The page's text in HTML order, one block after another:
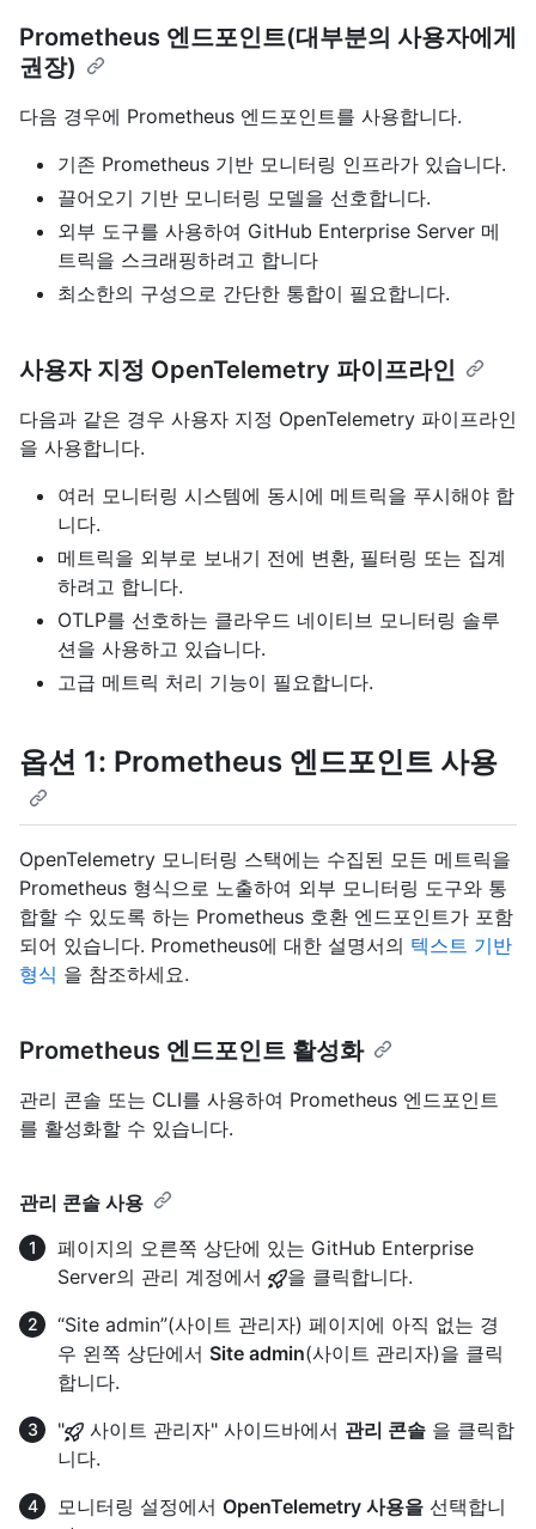
Prometheus 엔드포인트(대부분의 사용자에게
권장)
다음 경우에 Prometheus 엔드포인트를 사용합니다.
기존 Prometheus 기반 모니터링 인프라가 있습니다.
끌어오기 기반 모니터링 모델을 선호합니다.
외부 도구를 사용하여 GitHub Enterprise Server 메
트릭을 스크래핑하려고 합니다
최소한의 구성으로 간단한 통합이 필요합니다.
사용자 지정 OpenTelemetry 파이프라인
다음과 같은 경우 사용자 지정 OpenTelemetry 파이프라인
을 사용합니다.
여러 모니터링 시스템에 동시에 메트릭을 푸시해야 합
니다.
메트릭을 외부로 보내기 전에 변환, 필터링 또는 집계
하려고 합니다.
OTLP를 선호하는 클라우드 네이티브 모니터링 솔루
션을 사용하고 있습니다.
고급 메트릭 처리 기능이 필요합니다.
옵션 1: Prometheus 엔드포인트 사용
OpenTelemetry 모니터링 스택에는 수집된 모든 메트릭을
Prometheus 형식으로 노출하여 외부 모니터링 도구와 통
합할 수 있도록 하는 Prometheus 호환 엔드포인트가 포함
되어 있습니다. Prometheus에 대한 설명서의 텍스트 기반
형식 을 참조하세요.
Prometheus 엔드포인트 활성화
관리 콘솔 또는 CLI를 사용하여 Prometheus 엔드포인트
를 활성화할 수 있습니다.
관리 콘솔 사용
페이지의 오른쪽 상단에 있는 GitHub Enterprise
Server의 관리 계정에서
을 클릭합니다.
“Site admin”(사이트 관리자) 페이지에 아직 없는 경
우 왼쪽 상단에서 Site admin(사이트 관리자)을 클릭
합니다.
"
사이트 관리자" 사이드바에서 관리 콘솔 을 클릭합
니다.
모니터링 설정에서 OpenTelemetry 사용을 선택합니